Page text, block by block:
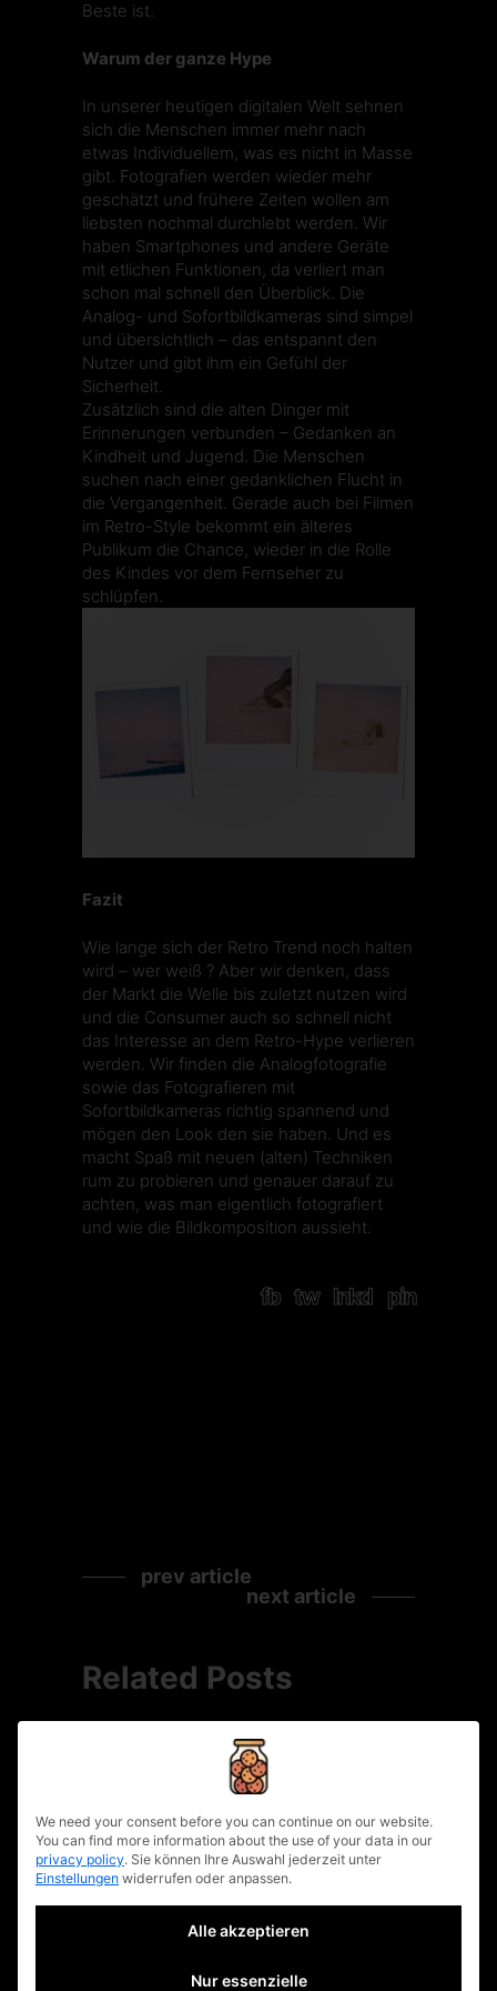
Beste ist.
Warum der ganze Hype
In unserer heutigen digitalen Welt sehnen
sich die Menschen immer mehr nach
etwas Individuellem, was es nicht in Masse
gibt. Fotografien werden wieder mehr
geschätzt und frühere Zeiten wollen am
liebsten nochmal durchlebt werden. Wir
haben Smartphones und andere Geräte
mit etlichen Funktionen, da verliert man
schon mal schnell den Überblick. Die
Analog- und Sofortbildkameras sind simpel
und übersichtlich – das entspannt den
Nutzer und gibt ihm ein Gefühl der
Sicherheit.
Zusätzlich sind die alten Dinger mit
Erinnerungen verbunden – Gedanken an
Kindheit und Jugend. Die Menschen
suchen nach einer gedanklichen Flucht in
die Vergangenheit. Gerade auch bei Filmen
im Retro-Style bekommt ein älteres
Publikum die Chance, wieder in die Rolle
des Kindes vor dem Fernseher zu
schlüpfen.
Fazit
Wie lange sich der Retro Trend noch halten
wird – wer weiß ? Aber wir denken, dass
der Markt die Welle bis zuletzt nutzen wird
und die Consumer auch so schnell nicht
das Interesse an dem Retro-Hype verlieren
werden. Wir finden die Analogfotografie
sowie das Fotografieren mit
Sofortbildkameras richtig spannend und
mögen den Look den sie haben. Und es
macht Spaß mit neuen (alten) Techniken
rum zu probieren und genauer darauf zu
achten, was man eigentlich fotografiert
und wie die Bildkomposition aussieht.
fb tw lnkd pin
prev article
next article
Related Posts
privacy policy
We need your consent before you can continue on our website.
You can find more information about the use of your data in our
privacy policy. Sie können Ihre Auswahl jederzeit unter
Einstellungen widerrufen oder anpassen.
Alle akzeptieren
Nur essenzielle